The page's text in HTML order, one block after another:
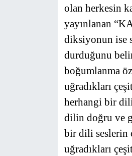
olan herkesin
yayınlanan
diksiyonun ise
durduğunu
boğumlanma
uğradıkları
herhangi bir
dilin doğru ve
bir dili seslerin
uğradıkları
VİDEO GALERİ